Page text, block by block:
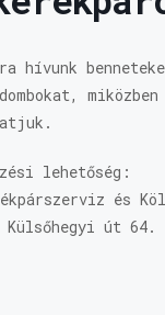
hívunk
lehetőség:
és
út 64.